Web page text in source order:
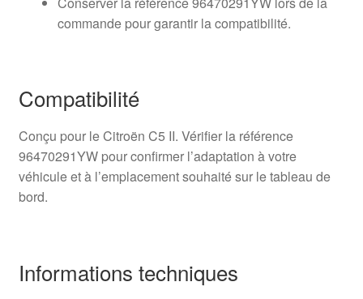
commande pour garantir la compatibilité.
Compatibilité
Conçu pour le Citroën C5 II. Vérifier la référence
96470291YW pour confirmer l’adaptation à votre
véhicule et à l’emplacement souhaité sur le tableau de
bord.
Informations techniques